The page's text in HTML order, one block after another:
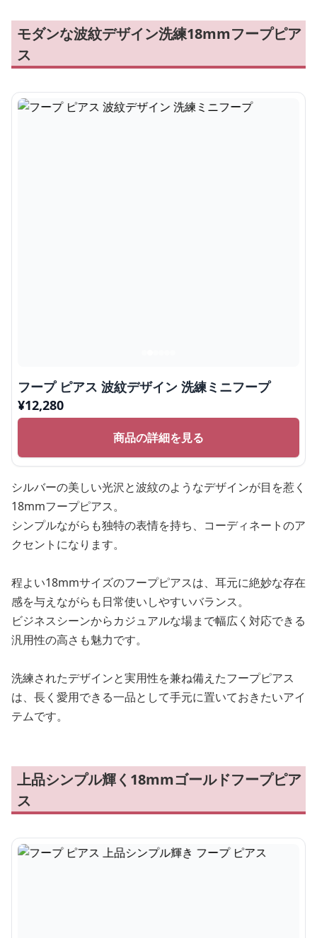
モダンな波紋デザイン洗練18mmフープピア
ス
フープ ピアス 波紋デザイン 洗練ミニフープ
¥12,280
商品の詳細を見る
シルバーの美しい光沢と波紋のようなデザインが目を惹く
18mmフープピアス。
シンプルながらも独特の表情を持ち、コーディネートのア
クセントになります。
程よい18mmサイズのフープピアスは、耳元に絶妙な存在
感を与えながらも日常使いしやすいバランス。
ビジネスシーンからカジュアルな場まで幅広く対応できる
汎用性の高さも魅力です。
洗練されたデザインと実用性を兼ね備えたフープピアス
は、長く愛用できる一品として手元に置いておきたいアイ
テムです。
上品シンプル輝く18mmゴールドフープピア
ス